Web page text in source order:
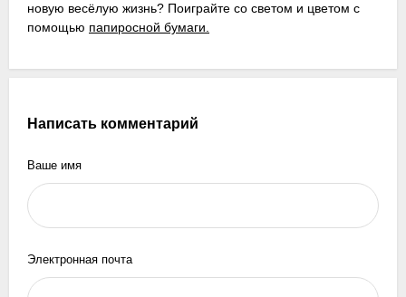
новую весёлую жизнь? Поиграйте со светом и цветом с
помощью папиросной бумаги.
Написать комментарий
Ваше имя
Электронная почта